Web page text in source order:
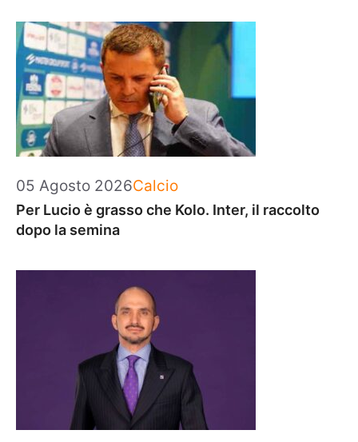
05 Agosto 2026Categorie
Calcio
Per Lucio è grasso che Kolo. Inter, il raccolto
dopo la semina